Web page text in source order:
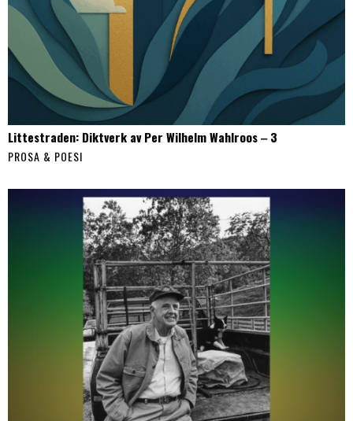
Littestraden: Diktverk av Per Wilhelm Wahlroos ‒ 3
PROSA & POESI